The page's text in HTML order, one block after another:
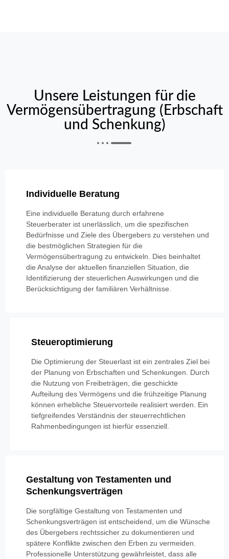
Unsere Leistungen für die
Vermögensübertragung (Erbschaft
und Schenkung)
Individuelle Beratung
Eine individuelle Beratung durch erfahrene
Steuerberater ist unerlässlich, um die spezifischen
Bedürfnisse und Ziele des Übergebers zu verstehen und
die bestmöglichen Strategien für die
Vermögensübertragung zu entwickeln. Dies beinhaltet
die Analyse der aktuellen finanziellen Situation, die
Identifizierung der steuerlichen Auswirkungen und die
Berücksichtigung der familiären Verhältnisse.
Steueroptimierung
Die Optimierung der Steuerlast ist ein zentrales Ziel bei
der Planung von Erbschaften und Schenkungen. Durch
die Nutzung von Freibeträgen, die geschickte
Aufteilung des Vermögens und die frühzeitige Planung
können erhebliche Steuervorteile realisiert werden. Ein
tiefgreifendes Verständnis der steuerrechtlichen
Rahmenbedingungen ist hierfür essenziell.
Gestaltung von Testamenten und
Schenkungsverträgen
Die sorgfältige Gestaltung von Testamenten und
Schenkungsverträgen ist entscheidend, um die Wünsche
des Übergebers rechtssicher zu dokumentieren und
spätere Konflikte zwischen den Erben zu vermeiden.
Professionelle Unterstützung gewährleistet, dass alle